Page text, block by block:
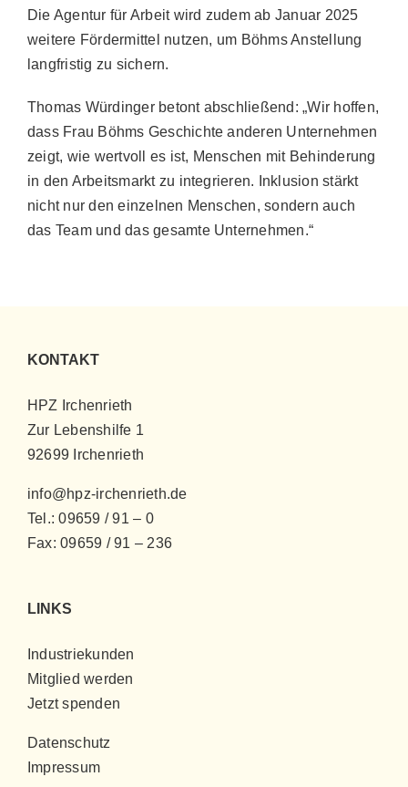
Die Agentur für Arbeit wird zudem ab Januar 2025
weitere Fördermittel nutzen, um Böhms Anstellung
langfristig zu sichern.
Thomas Würdinger betont abschließend: „Wir hoffen,
dass Frau Böhms Geschichte anderen Unternehmen
zeigt, wie wertvoll es ist, Menschen mit Behinderung
in den Arbeitsmarkt zu integrieren. Inklusion stärkt
nicht nur den einzelnen Menschen, sondern auch
das Team und das gesamte Unternehmen.“
KONTAKT
HPZ Irchenrieth
Zur Lebenshilfe 1
92699 Irchenrieth
info@hpz-irchenrieth.de
Tel.: 09659 / 91 – 0
Fax: 09659 / 91 – 236
LINKS
Industriekunden
Mitglied werden
Jetzt spenden
Datenschutz
Impressum